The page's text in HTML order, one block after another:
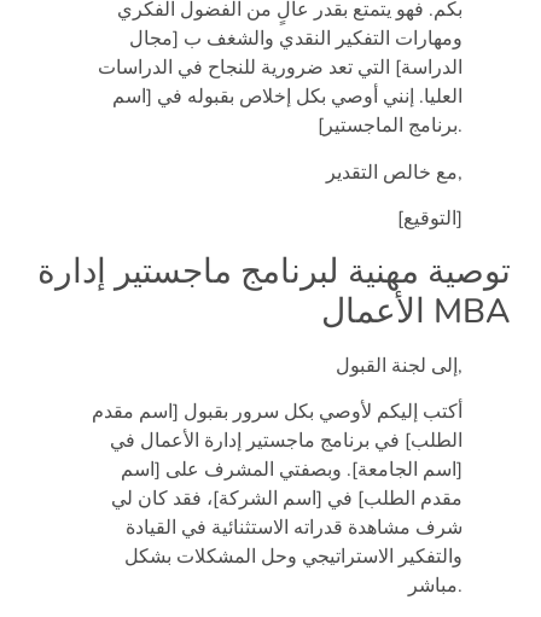
بكم. فهو يتمتع بقدر عالٍ من الفضول الفكري
ومهارات التفكير النقدي والشغف ب [مجال
الدراسة] التي تعد ضرورية للنجاح في الدراسات
العليا. إنني أوصي بكل إخلاص بقبوله في [اسم
برنامج الماجستير].
مع خالص التقدير,
[التوقيع]
توصية مهنية لبرنامج ماجستير إدارة
الأعمال MBA
إلى لجنة القبول,
أكتب إليكم لأوصي بكل سرور بقبول [اسم مقدم
الطلب] في برنامج ماجستير إدارة الأعمال في
[اسم الجامعة]. وبصفتي المشرف على [اسم
مقدم الطلب] في [اسم الشركة]، فقد كان لي
شرف مشاهدة قدراته الاستثنائية في القيادة
والتفكير الاستراتيجي وحل المشكلات بشكل
مباشر.